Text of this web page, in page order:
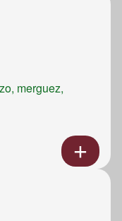
merguez,